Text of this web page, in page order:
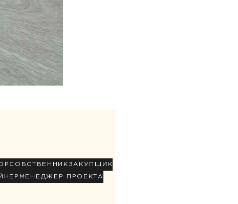
СОБСТВЕННИК ЗАКУПЩИК
МЕНЕДЖЕР ПРОЕКТА